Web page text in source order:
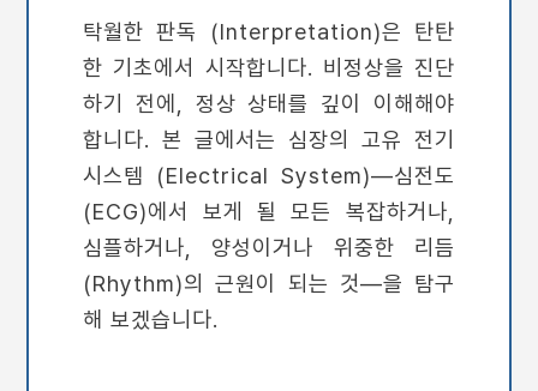
탁월한 판독 (Interpretation)은 탄탄
한 기초에서 시작합니다. 비정상을 진단
하기 전에, 정상 상태를 깊이 이해해야
합니다. 본 글에서는 심장의 고유 전기
시스템 (Electrical System)—심전도
(ECG)에서 보게 될 모든 복잡하거나,
심플하거나, 양성이거나 위중한 리듬
(Rhythm)의 근원이 되는 것—을 탐구
해 보겠습니다.